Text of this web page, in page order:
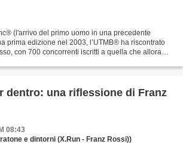
(l'arrivo del primo uomo in una precedente
prima edizione nel 2003, l’UTMB® ha riscontrato
con 700 concorrenti iscritti a quella che allora
dentro: una riflessione di Franz
08:43
e dintorni (X.Run - Franz Rossi))